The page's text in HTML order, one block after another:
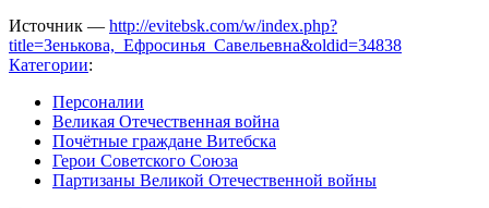
Источник — http://evitebsk.com/w/index.php?
title=Зенькова,_Ефросинья_Савельевна&oldid=34838
Категории:
Персоналии
Великая Отечественная война
Почётные граждане Витебска
Герои Советского Союза
Партизаны Великой Отечественной войны